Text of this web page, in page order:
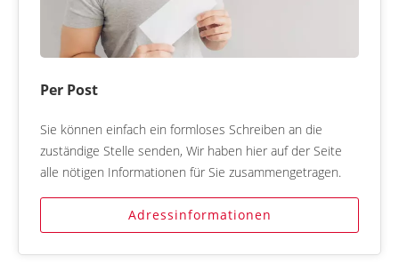
Per Post
Sie können einfach ein formloses Schreiben an die
zuständige Stelle senden, Wir haben hier auf der Seite
alle nötigen Informationen für Sie zusammengetragen.
Adressinformationen